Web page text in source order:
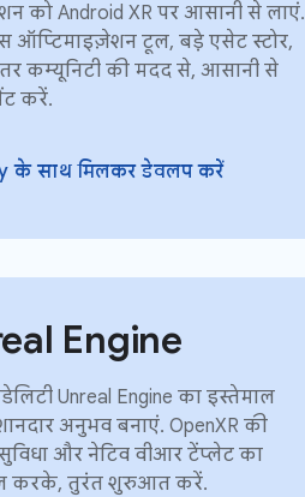
को Android XR पर आसानी से लाएं.
ऑप्टिमाइज़ेशन टूल, बड़े एसेट स्टोर,
कम्यूनिटी की मदद से, आसानी से
करें.
के साथ मिलकर डेवलप करें
Engine
Unreal Engine का इस्तेमाल
अनुभव बनाएं. OpenXR की
और नेटिव वीआर टेंप्लेट का
करके, तुरंत शुरुआत करें.